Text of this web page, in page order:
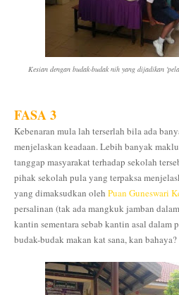
Kesian dengan budak-budak nih yang dijadikan
FASA 3
Kebenaran mula lah terserlah bila ada
menjelaskan keadaan. Lebih banyak
tanggap masyarakat terhadap sekolah
pihak sekolah pula yang terpaksa
yang dimaksudkan oleh Puan Guneswari
persalinan (tak ada mangkuk jamban
kantin sementara sebab kantin asal dalam
budak-budak makan kat sana, kan bahaya?